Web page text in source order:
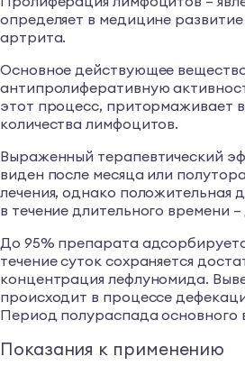
определяет в медицине
артрита.
Основное действующее
антипролиферативную
этот процесс, притормаживает
количества лимфоцитов.
Выраженный терапевтический
виден после месяца или
лечения, однако положительная
в течение длительного времени –
До 95% препарата
течение суток сохраняется
концентрация лефлуномида.
происходит в процессе
Период полураспада основного
Показания к применению